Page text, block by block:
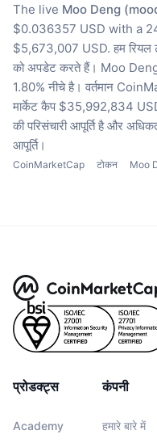
The live Moo Deng
$0.036357 USD with a
$5,673,007 USD. हम रियल
को अपडेट करते हैं। Moo
1.80% नीचे है। वर्तमान
मार्केट कैप $35,992,834
की परिसंचारी आपूर्ति है और
आपूर्ति।
CoinMarketCap टोकन Moo
प्रोडक्ट्स
Academy
कंपनी
हमारे बारे में